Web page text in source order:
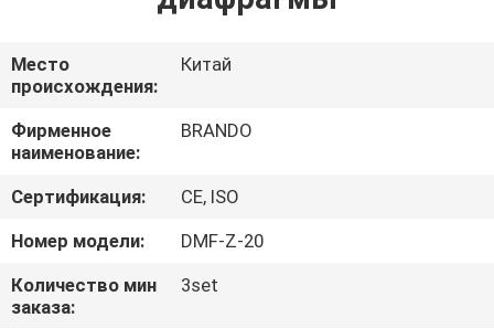
ЭКСКУРСИЯ
ПО
ЗАВОДУ
КОНТРОЛЬ
КАЧЕСТВА
Место
происхождения:
Китай
Фирменное
наименование:
BRANDO
Сертификация:
CE, ISO
Номер модели:
DMF-Z-20
Количество мин
заказа:
3set